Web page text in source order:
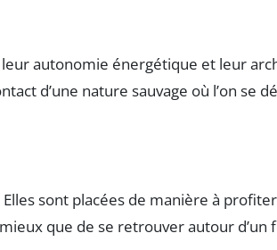
autonomie énergétique et leur
d’une nature sauvage où l’on se
sont placées de manière à
que de se retrouver autour d’un